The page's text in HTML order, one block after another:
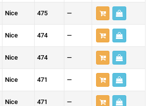
Nice 475 —
Nice 474 —
Nice 474 —
Nice 471 —
Nice 471 —